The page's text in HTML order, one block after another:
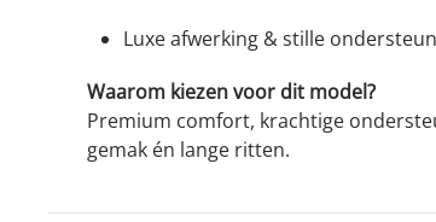
Luxe afwerking & stille
Waarom kiezen voor dit model?
Premium comfort, krachtige
gemak én lange ritten.